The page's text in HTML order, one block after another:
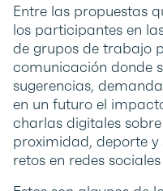
Entre las propuestas
los participantes en
de grupos de trabajo
comunicación donde
sugerencias,
en un futuro el
charlas digitales
proximidad, deporte y
retos en redes